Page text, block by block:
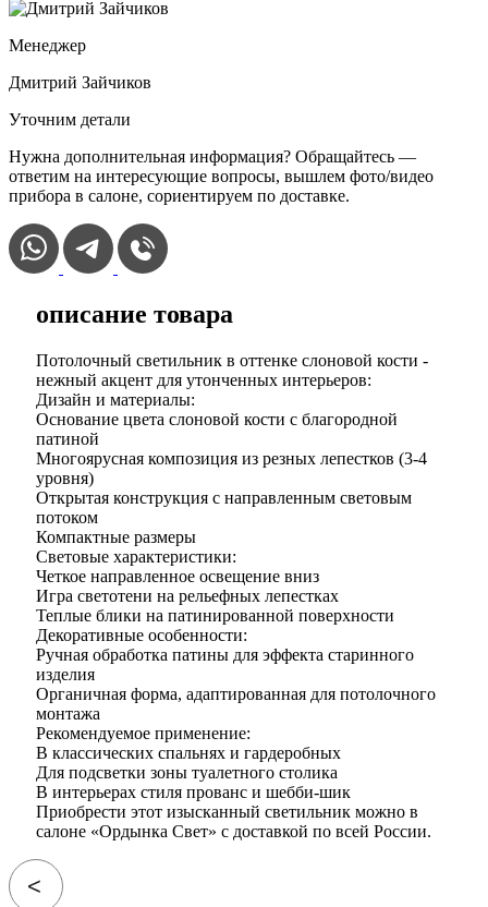
Менеджер
Дмитрий Зайчиков
Уточним детали
Нужна дополнительная информация? Обращайтесь —
ответим на интересующие вопросы, вышлем фото/видео
прибора в салоне, сориентируем по доставке.
описание товара
Потолочный светильник в оттенке слоновой кости -
нежный акцент для утонченных интерьеров:
Дизайн и материалы:
Основание цвета слоновой кости с благородной
патиной
Многоярусная композиция из резных лепестков (3-4
уровня)
Открытая конструкция с направленным световым
потоком
Компактные размеры
Световые характеристики:
Четкое направленное освещение вниз
Игра светотени на рельефных лепестках
Теплые блики на патинированной поверхности
Декоративные особенности:
Ручная обработка патины для эффекта старинного
изделия
Органичная форма, адаптированная для потолочного
монтажа
Рекомендуемое применение:
В классических спальнях и гардеробных
Для подсветки зоны туалетного столика
В интерьерах стиля прованс и шебби-шик
Приобрести этот изысканный светильник можно в
салоне «Ордынка Свет» с доставкой по всей России.